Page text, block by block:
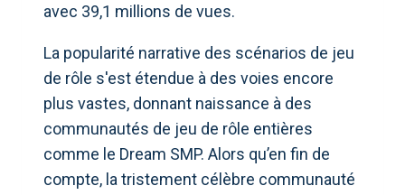
avec 39,1 millions de vues.
La popularité narrative des scénarios de jeu
de rôle s'est étendue à des voies encore
plus vastes, donnant naissance à des
communautés de jeu de rôle entières
comme le Dream SMP. Alors qu’en fin de
compte, la tristement célèbre communauté